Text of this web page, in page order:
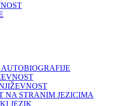
NA STRANIM JEZICIMA
JEZIK